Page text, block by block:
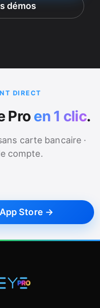
démos
DIRECT
Pro en 1 clic.
carte bancaire ·
compte.
Store →